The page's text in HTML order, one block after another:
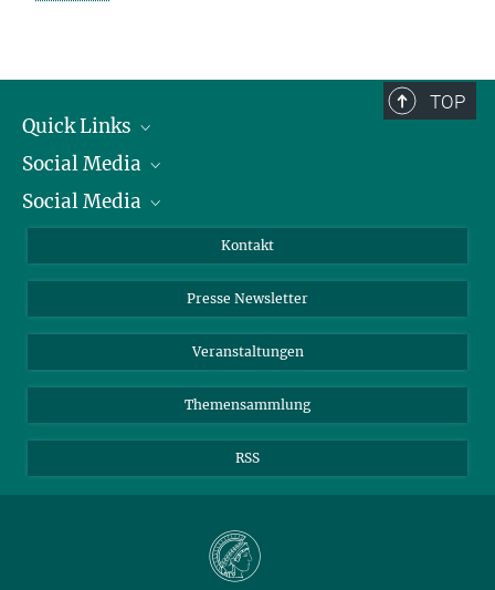
TOP
Quick Links
Präsident
Zahlen und Fakten
Meldestelle Fehlverhalten
Social Media
Bluesky
TikTok
Social Media
Instagram
YouTube
Kontakt
Presse Newsletter
Veranstaltungen
Themensammlung
RSS